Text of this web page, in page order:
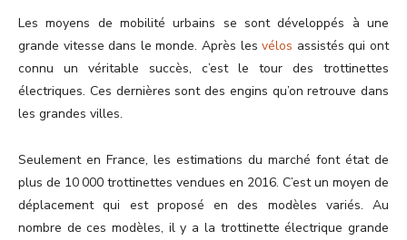
Les moyens de mobilité urbains se sont développés à une
grande vitesse dans le monde. Après lesvélos assistés qui ont
connu un véritable succès, c’est le tour des trottinettes
électriques. Ces dernières sont des engins qu’on retrouve dans
les grandes villes.
Seulement en France, les estimations du marché font état de
plus de 10 000 trottinettes vendues en 2016. C’est un moyen de
déplacement qui est proposé en des modèles variés. Au
nombre de ces modèles, il y a la trottinette électrique grande